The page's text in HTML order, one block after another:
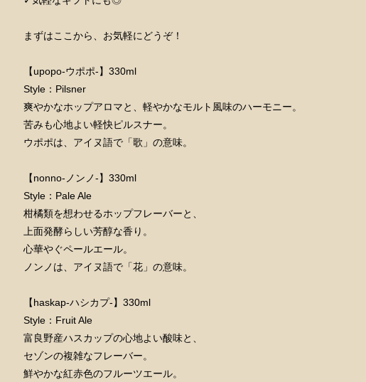
まずはここから、お気軽にどうぞ！
【upopo-ウポポ-】330ml
Style：Pilsner
爽やかなホップアロマと、軽やかなモルト風味のハーモニー。
苦みも心地よい軽快ピルスナー。
ウポポは、アイヌ語で「歌」の意味。
【nonno-ノンノ-】330ml
Style：Pale Ale
柑橘類を想わせるホップフレーバーと、
上面発酵らしい芳醇な香り。
心華やぐペールエール。
ノンノは、アイヌ語で「花」の意味。
【haskap-ハシカプ-】330ml
Style：Fruit Ale
富良野産ハスカップの心地よい酸味と、
セゾンの複雑なフレーバー。
鮮やかな紅赤色のフルーツエール。